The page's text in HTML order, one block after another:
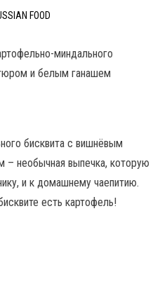
FOOD
бисквита с вишнёвым
необычная выпечка, которую
и к домашнему чаепитию.
есть картофель!